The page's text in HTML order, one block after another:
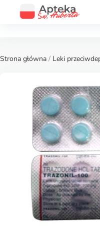
Strona główna / Leki